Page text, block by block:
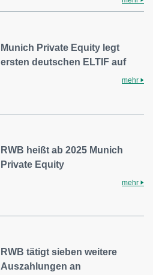
Munich Private Equity legt
ersten deutschen ELTIF auf
mehr
RWB heißt ab 2025 Munich
Private Equity
mehr
RWB tätigt sieben weitere
Auszahlungen an